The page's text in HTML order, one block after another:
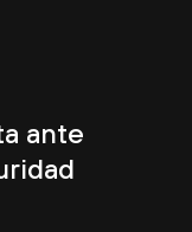
ante